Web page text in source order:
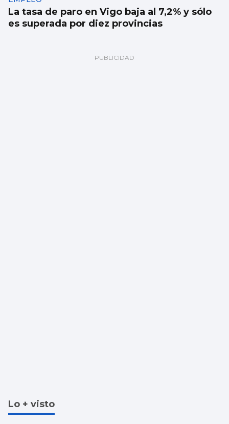
La tasa de paro en Vigo baja al 7,2% y sólo
es superada por diez provincias
Lo + visto